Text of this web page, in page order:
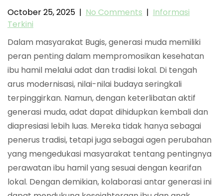
October 25, 2025 | No Comments | Informasi
Terkini
Dalam masyarakat Bugis, generasi muda memiliki
peran penting dalam mempromosikan kesehatan
ibu hamil melalui adat dan tradisi lokal. Di tengah
arus modernisasi, nilai-nilai budaya seringkali
terpinggirkan. Namun, dengan keterlibatan aktif
generasi muda, adat dapat dihidupkan kembali dan
diapresiasi lebih luas. Mereka tidak hanya sebagai
penerus tradisi, tetapi juga sebagai agen perubahan
yang mengedukasi masyarakat tentang pentingnya
perawatan ibu hamil yang sesuai dengan kearifan
lokal. Dengan demikian, kolaborasi antar generasi ini